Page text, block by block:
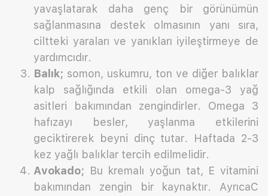
yavaşlatarak daha genç bir görünümün
sağlanmasına destek olmasının yanı sıra,
ciltteki yaraları ve yanıkları iyileştirmeye de
yardımcıdır.
Balık; somon, uskumru, ton ve diğer balıklar
kalp sağlığında etkili olan omega-3 yağ
asitleri bakımından zengindirler. Omega 3
hafızayı besler, yaşlanma etkilerini
geciktirerek beyni dinç tutar. Haftada 2-3
kez yağlı balıklar tercih edilmelidir.
Avokado; Bu kremalı yoğun tat, E vitamini
bakımından zengin bir kaynaktır. AyrıcaC